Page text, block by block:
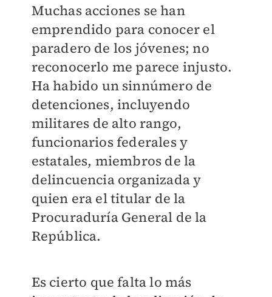
Muchas acciones se han
emprendido para conocer el
paradero de los jóvenes; no
reconocerlo me parece injusto.
Ha habido un sinnúmero de
detenciones, incluyendo
militares de alto rango,
funcionarios federales y
estatales, miembros de la
delincuencia organizada y
quien era el titular de la
Procuraduría General de la
República.
Es cierto que falta lo más